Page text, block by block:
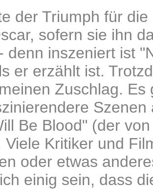
der Triumph für
sofern sie ihn
denn inszeniert ist
er erzählt ist.
Zuschlag.
Be Blood" (der
Viele Kritiker und
oder etwas
einig sein, dass